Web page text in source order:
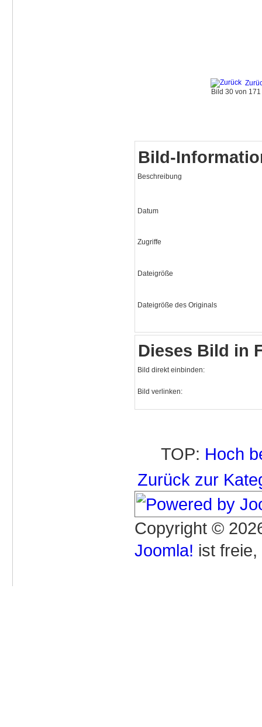
Bild 30 von
Bild-
Beschreibung
Datum
Zugriffe
Dateigröße
Dateigröße des Originals
Dieses Bild in
Bild direkt einbinden:
Bild verlinken:
TOP: Hoch
Zurück zur
Copyright ©
Joomla! ist